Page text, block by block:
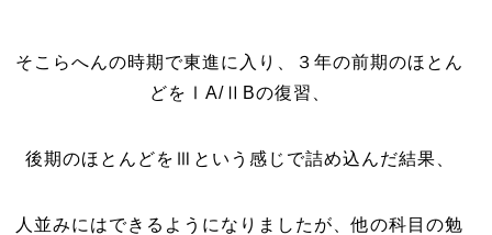
そこらへんの時期で東進に入り、３年の前期のほとん
どをⅠA/ⅡBの復習、
後期のほとんどをⅢという感じで詰め込んだ結果、
人並みにはできるようになりましたが、他の科目の勉